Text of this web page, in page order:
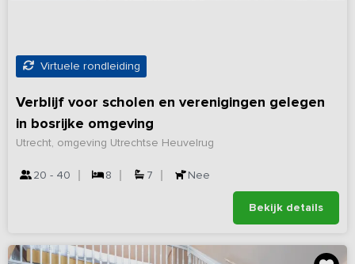
Virtuele rondleiding
Verblijf voor scholen en verenigingen gelegen
in bosrijke omgeving
Utrecht, omgeving Utrechtse Heuvelrug
20 - 40 8 7 Nee
Bekijk details